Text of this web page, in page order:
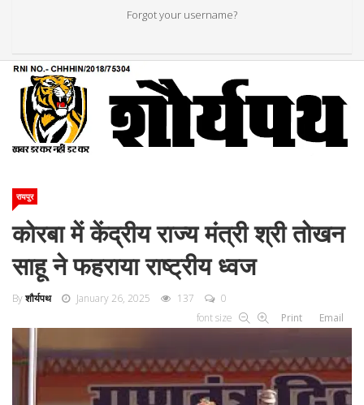
Forgot your username?
रायपुर
कोरबा में केंद्रीय राज्य मंत्री श्री तोखन
साहू ने फहराया राष्ट्रीय ध्वज
Byशौर्यपथ January 26, 2025 137
0
font size
Print Email